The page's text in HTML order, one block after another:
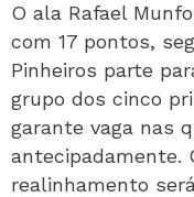
O ala Rafael
com 17 pontos,
Pinheiros parte
grupo dos cinco
garante vaga nas
antecipadamente.
realinhamento